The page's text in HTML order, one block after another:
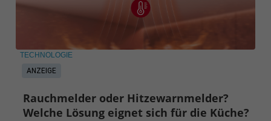
ANZEIGE
TECHNOLOGIE
Rauchmelder oder Hitzewarnmelder?
Welche Lösung eignet sich für die Küche?